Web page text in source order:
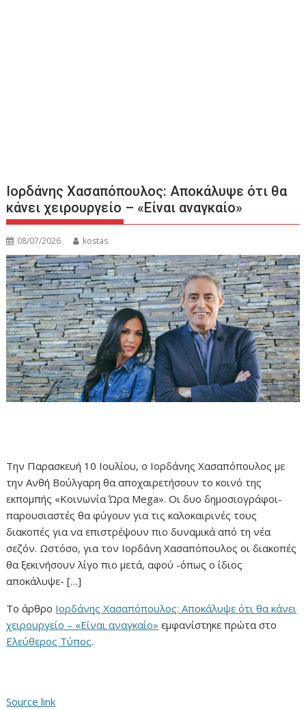
Ιορδάνης Χασαπόπουλος: Αποκάλυψε ότι θα
κάνει χειρουργείο – «Είναι αναγκαίο»
08/07/2026 kostas
Την Παρασκευή 10 Ιουλίου, ο Ιορδάνης Χασαπόπουλος με
την Ανθή Βούλγαρη θα αποχαιρετήσουν το κοινό της
εκπομπής «Κοινωνία Ώρα Mega». Οι δυο δημοσιογράφοι-
παρουσιαστές θα φύγουν για τις καλοκαιρινές τους
διακοπές για να επιστρέψουν πιο δυναμικά από τη νέα
σεζόν. Ωστόσο, για τον Ιορδάνη Χασαπόπουλος οι διακοπές
θα ξεκινήσουν λίγο πιο μετά, αφού -όπως ο ίδιος
αποκάλυψε- […]
Το άρθρο Ιορδάνης Χασαπόπουλος: Αποκάλυψε ότι θα κάνει
χειρουργείο – «Είναι αναγκαίο» εμφανίστηκε πρώτα στο
Ελεύθερος Τύπος.
Source link